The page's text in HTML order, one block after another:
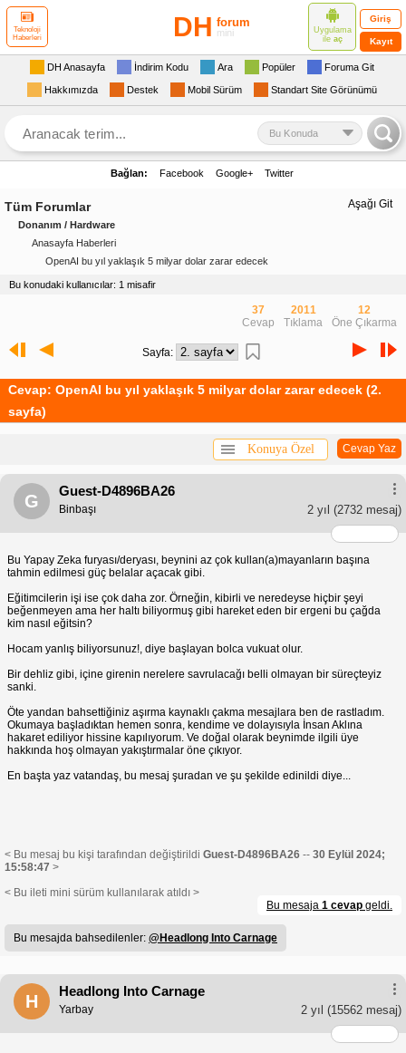
Teknoloji
Haberleri
DH forum
mini
Uygulama
ile aç
Giriş
Kayıt
DH Anasayfa İndirim Kodu Ara Popüler Foruma Git
Hakkımızda Destek Mobil Sürüm Standart Site Görünümü
Bu Konuda
Bağlan: Facebook Google+ Twitter
Aşağı Git
Tüm Forumlar
Donanım / Hardware
Anasayfa Haberleri
OpenAI bu yıl yaklaşık 5 milyar dolar zarar edecek
Bu konudaki kullanıcılar: 1 misafir
37
Cevap
2011
Tıklama
12
Öne Çıkarma
Sayfa:
Cevap: OpenAI bu yıl yaklaşık 5 milyar dolar zarar edecek (2.
sayfa)
Cevap Yaz
Konuya Özel
G
Guest-D4896BA26
2 yıl (2732 mesaj)
Binbaşı
Bu Yapay Zeka furyası/deryası, beynini az çok kullan(a)mayanların başına
tahmin edilmesi güç belalar açacak gibi.
Eğitimcilerin işi ise çok daha zor. Örneğin, kibirli ve neredeyse hiçbir şeyi
beğenmeyen ama her haltı biliyormuş gibi hareket eden bir ergeni bu çağda
kim nasıl eğitsin?
Hocam yanlış biliyorsunuz!, diye başlayan bolca vukuat olur.
Bir dehliz gibi, içine girenin nerelere savrulacağı belli olmayan bir süreçteyiz
sanki.
Öte yandan bahsettiğiniz aşırma kaynaklı çakma mesajlara ben de rastladım.
Okumaya başladıktan hemen sonra, kendime ve dolayısıyla İnsan Aklına
hakaret ediliyor hissine kapılıyorum. Ve doğal olarak beynimde ilgili üye
hakkında hoş olmayan yakıştırmalar öne çıkıyor.
En başta yaz vatandaş, bu mesaj şuradan ve şu şekilde edinildi diye...
< Bu mesaj bu kişi tarafından değiştirildi Guest-D4896BA26 -- 30 Eylül 2024;
15:58:47 >
< Bu ileti mini sürüm kullanılarak atıldı >
Bu mesaja 1 cevap geldi.
Bu mesajda bahsedilenler: @Headlong Into Carnage
H
Headlong Into Carnage
2 yıl (15562 mesaj)
Yarbay